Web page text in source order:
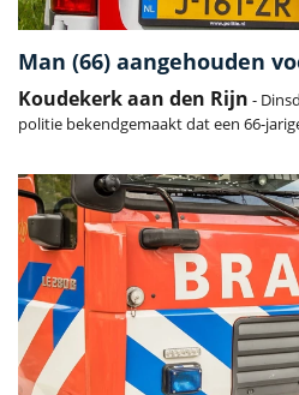
Man (66) aangehouden
Koudekerk aan den Rijn -
politie bekendgemaakt dat een 66-